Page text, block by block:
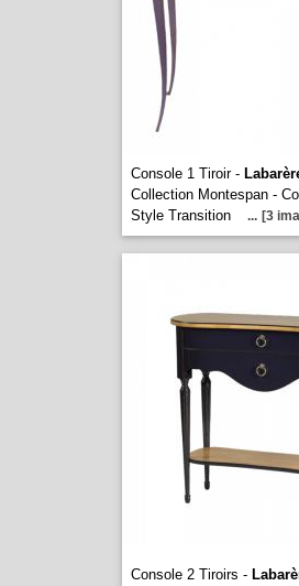
Console 1 Tiroir -
Collection Montespan -
Style Transition
... [3
Console 2 Tiroirs -